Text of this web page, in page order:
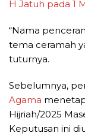
H Jatuh pada 1
“Nama
tema ceramah
tuturnya.
Sebelumnya,
Agama
Hijriah/2025
Keputusan ini